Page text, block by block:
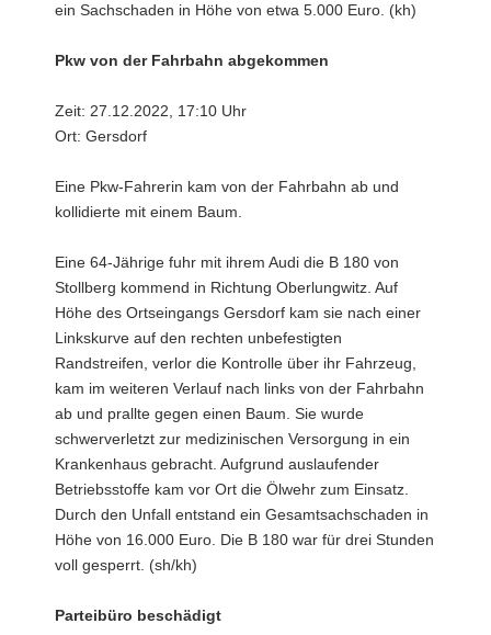
ein Sachschaden in Höhe von etwa 5.000 Euro. (kh)
Pkw von der Fahrbahn abgekommen
Zeit: 27.12.2022, 17:10 Uhr
Ort: Gersdorf
Eine Pkw-Fahrerin kam von der Fahrbahn ab und
kollidierte mit einem Baum.
Eine 64-Jährige fuhr mit ihrem Audi die B 180 von
Stollberg kommend in Richtung Oberlungwitz. Auf
Höhe des Ortseingangs Gersdorf kam sie nach einer
Linkskurve auf den rechten unbefestigten
Randstreifen, verlor die Kontrolle über ihr Fahrzeug,
kam im weiteren Verlauf nach links von der Fahrbahn
ab und prallte gegen einen Baum. Sie wurde
schwerverletzt zur medizinischen Versorgung in ein
Krankenhaus gebracht. Aufgrund auslaufender
Betriebsstoffe kam vor Ort die Ölwehr zum Einsatz.
Durch den Unfall entstand ein Gesamtsachschaden in
Höhe von 16.000 Euro. Die B 180 war für drei Stunden
voll gesperrt. (sh/kh)
Parteibüro beschädigt